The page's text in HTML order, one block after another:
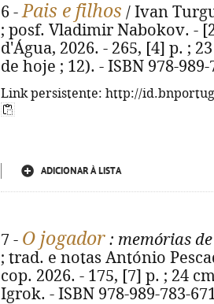
6 -Pais e filhos / Ivan
; posf. Vladimir Nabokov. -
d'Água, 2026. - 265, [4] p. ;
de hoje ; 12). - ISBN 978-989-
Link persistente: http://
ADICIONAR À LISTA
7 - O jogador : memórias
; trad. e notas António
cop. 2026. - 175, [7] p. ; 24
Igrok. - ISBN 978-989-783-